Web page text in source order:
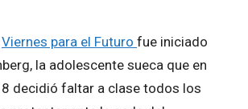
Viernes para el Futuro fue iniciado
la adolescente sueca que en
decidió faltar a clase todos los